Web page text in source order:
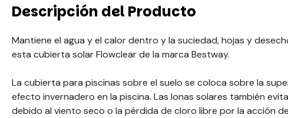
Descripción del Producto
Mantiene el agua y el calor dentro y la suciedad, hojas y
esta cubierta solar Flowclear de la marca Bestway.
La cubierta para piscinas sobre el suelo se coloca sobre la
efecto invernadero en la piscina. Las lonas solares también
debido al viento seco o la pérdida de cloro libre por la acción